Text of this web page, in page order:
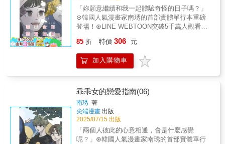
「妳願意繼續和我一起體驗奇怪的日子嗎？」
⊛韓國人氣漫畫家南琇的首部實體單行本重磅
登場！⊛LINE WEBTOON突破5千萬人觀看！
一個人的感情該如何確認？【故事簡介】在佑
元向攸秀告白之後，兩人之間的距離越來越
近，對一切感到混亂的攸秀，終於釐清自己的
85 折 特價 306 元
加入購物車
乖乖女的戀愛指南(06)
南琇 著
尖端漫畫 出版
2025/07/15 出版
「兩個人彼此的心意相通，會是什麼感覺
呢？」⊛韓國人氣漫畫家南琇的首部實體單行